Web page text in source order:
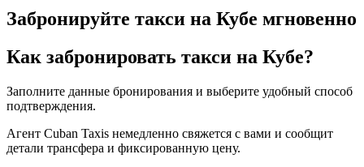
Забронируйте такси на Кубе мгновенно
Как забронировать такси на Кубе?
Заполните данные бронирования и выберите удобный способ
подтверждения.
Агент Cuban Taxis немедленно свяжется с вами и сообщит
детали трансфера и фиксированную цену.